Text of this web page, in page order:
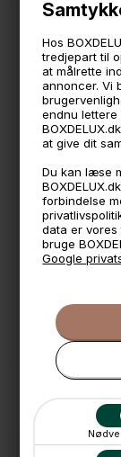
Hos
tredjepart til
at målrette
annoncer. Vi
endnu
at give dit
Du kan læse
forbindelse
data er vores
bruge
Google
Indeholder 1
indersiden.
Måler:
16 cm. lang
12 cm. dyb
11 cm. høj
🕚 Bestil inden
🧺 Kan du
🌟 4,9 med
📦 Fragtfri v.
💳 Betal med
Kundeservice